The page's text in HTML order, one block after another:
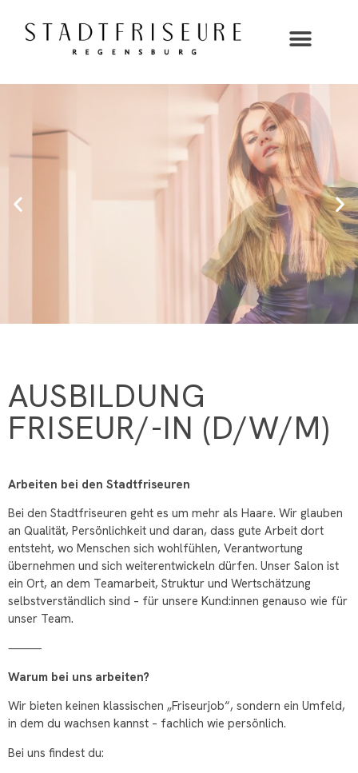
AUSBILDUNG
FRISEUR/-IN (D/W/M)
Arbeiten bei den Stadtfriseuren
Bei den Stadtfriseuren geht es um mehr als Haare. Wir glauben
an Qualität, Persönlichkeit und daran, dass gute Arbeit dort
entsteht, wo Menschen sich wohlfühlen, Verantwortung
übernehmen und sich weiterentwickeln dürfen. Unser Salon ist
ein Ort, an dem Teamarbeit, Struktur und Wertschätzung
selbstverständlich sind – für unsere Kund:innen genauso wie für
unser Team.
⸻
Warum bei uns arbeiten?
Wir bieten keinen klassischen „Friseurjob“, sondern ein Umfeld,
in dem du wachsen kannst – fachlich wie persönlich.
Bei uns findest du: